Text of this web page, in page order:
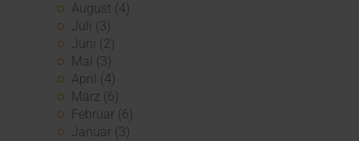
August (4)
Juli (3)
Juni (2)
Mai (3)
April (4)
März (6)
Februar (6)
Januar (3)